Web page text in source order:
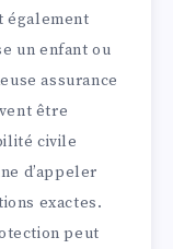
également
un enfant ou
assurance
être
civile
d’appeler
exactes.
peut